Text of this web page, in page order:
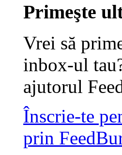
Primeşte
Vrei să
inbox-ul
ajutorul
Înscrie-te
prin